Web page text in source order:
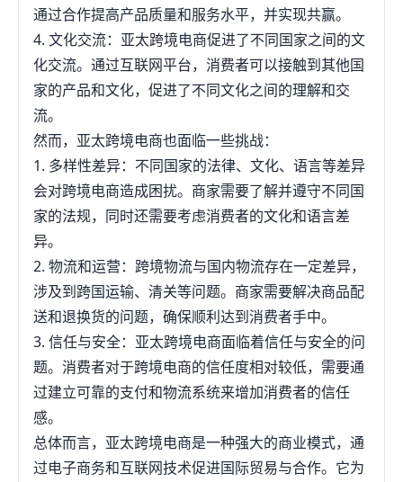
通过合作提高产品质量和服务水平，并实现共赢。
4. 文化交流：亚太跨境电商促进了不同国家之间的文
化交流。通过互联网平台，消费者可以接触到其他国
家的产品和文化，促进了不同文化之间的理解和交
流。
然而，亚太跨境电商也面临一些挑战：
1. 多样性差异：不同国家的法律、文化、语言等差异
会对跨境电商造成困扰。商家需要了解并遵守不同国
家的法规，同时还需要考虑消费者的文化和语言差
异。
2. 物流和运营：跨境物流与国内物流存在一定差异，
涉及到跨国运输、清关等问题。商家需要解决商品配
送和退换货的问题，确保顺利达到消费者手中。
3. 信任与安全：亚太跨境电商面临着信任与安全的问
题。消费者对于跨境电商的信任度相对较低，需要通
过建立可靠的支付和物流系统来增加消费者的信任
感。
总体而言，亚太跨境电商是一种强大的商业模式，通
过电子商务和互联网技术促进国际贸易与合作。它为